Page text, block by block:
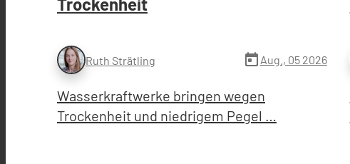
Ruth Strätling today Aug., 05 2026
Wasserkraftwerke bringen wegen
Trockenheit und niedrigem Pegel …